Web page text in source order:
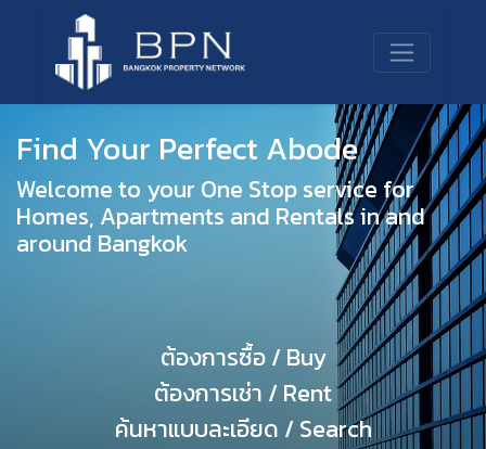
Find Your Perfect Abode
Welcome to your One Stop service for
Homes, Apartments and Rentals in and
around Bangkok
ต้องการซื้อ / Buy
ต้องการเช่า / Rent
ค้นหาแบบละเอียด / Search